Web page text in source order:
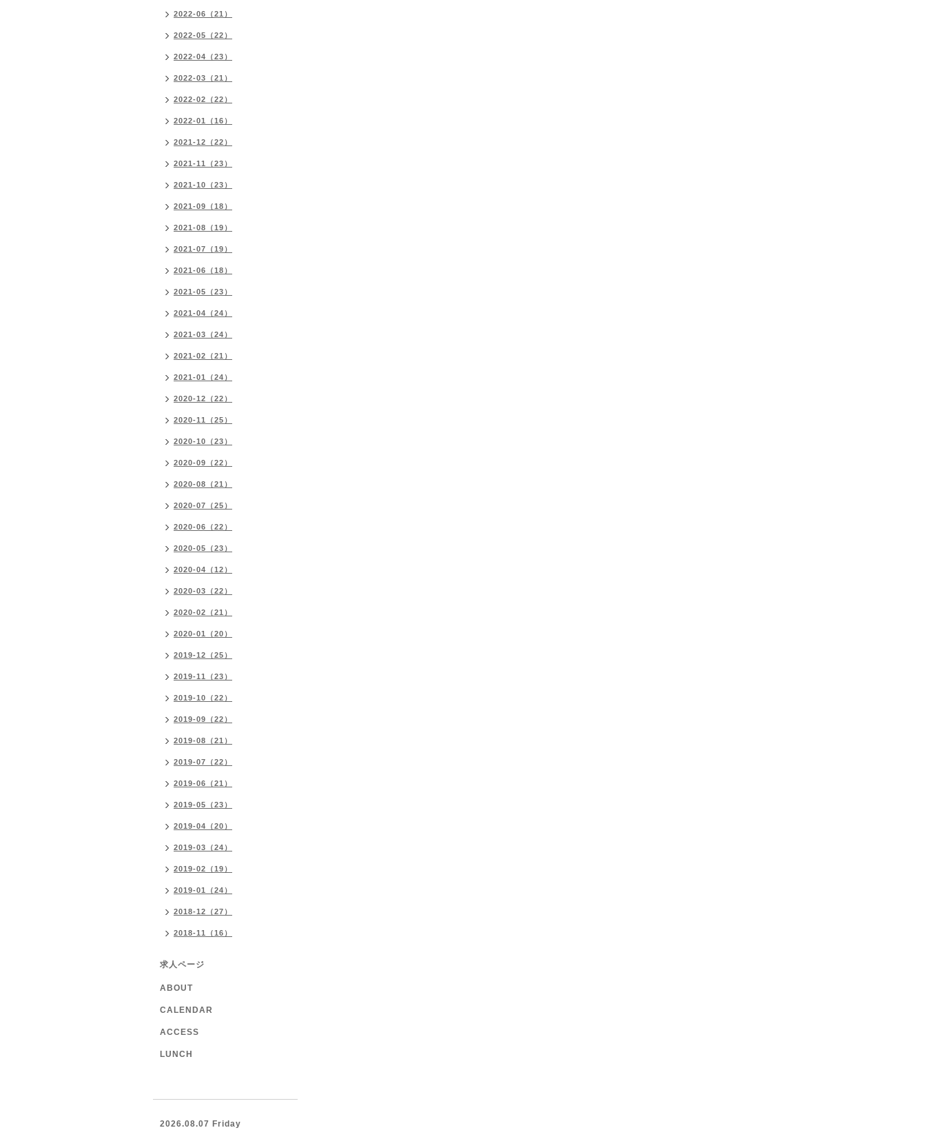
2022-06（21）
2022-05（22）
2022-04（23）
2022-03（21）
2022-02（22）
2022-01（16）
2021-12（22）
2021-11（23）
2021-10（23）
2021-09（18）
2021-08（19）
2021-07（19）
2021-06（18）
2021-05（23）
2021-04（24）
2021-03（24）
2021-02（21）
2021-01（24）
2020-12（22）
2020-11（25）
2020-10（23）
2020-09（22）
2020-08（21）
2020-07（25）
2020-06（22）
2020-05（23）
2020-04（12）
2020-03（22）
2020-02（21）
2020-01（20）
2019-12（25）
2019-11（23）
2019-10（22）
2019-09（22）
2019-08（21）
2019-07（22）
2019-06（21）
2019-05（23）
2019-04（20）
2019-03（24）
2019-02（19）
2019-01（24）
2018-12（27）
2018-11（16）
求人ページ
ABOUT
CALENDAR
ACCESS
LUNCH
2026.08.07 Friday